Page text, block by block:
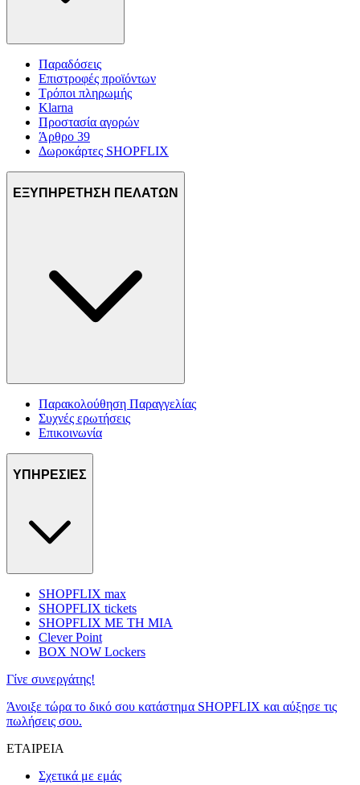
Παραδόσεις
Επιστροφές προϊόντων
Τρόποι πληρωμής
Klarna
Προστασία αγορών
Άρθρο 39
Δωροκάρτες SHOPFLIX
ΕΞΥΠΗΡΕΤΗΣΗ ΠΕΛΑΤΩΝ
Παρακολούθηση Παραγγελίας
Συχνές ερωτήσεις
Επικοινωνία
ΥΠΗΡΕΣΙΕΣ
SHOPFLIX max
SHOPFLIX tickets
SHOPFLIX ΜΕ ΤΗ ΜΙΑ
Clever Point
BOX NOW Lockers
Γίνε συνεργάτης!
Άνοιξε τώρα το δικό σου κατάστημα SHOPFLIX και αύξησε τις
πωλήσεις σου.
ΕΤΑΙΡΕΙΑ
Σχετικά με εμάς